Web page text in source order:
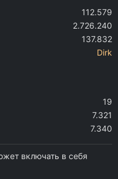
112.579
2.726.240
137.832
Dirk
19
7.321
7.340
включать в себя